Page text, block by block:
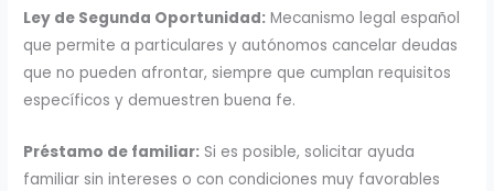
Ley de Segunda Oportunidad: Mecanismo legal español
que permite a particulares y autónomos cancelar deudas
que no pueden afrontar, siempre que cumplan requisitos
específicos y demuestren buena fe.
Préstamo de familiar: Si es posible, solicitar ayuda
familiar sin intereses o con condiciones muy favorables